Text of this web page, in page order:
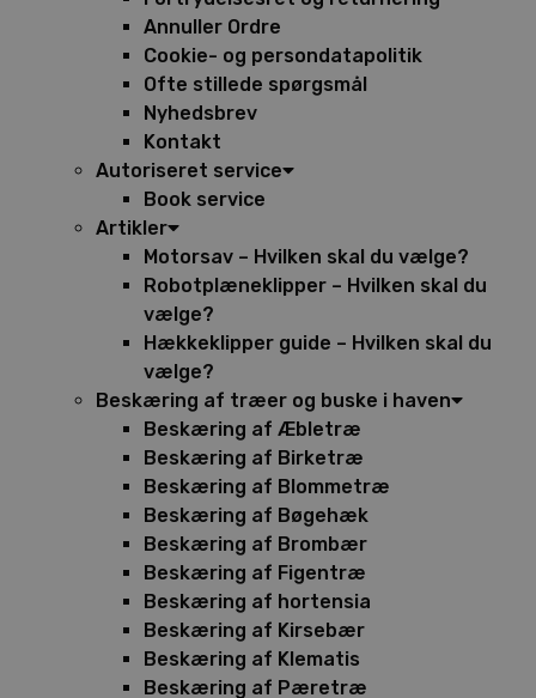
Annuller Ordre
Cookie- og persondatapolitik
Ofte stillede spørgsmål
Nyhedsbrev
Kontakt
Autoriseret service
Book service
Artikler
Motorsav – Hvilken skal du vælge?
Robotplæneklipper – Hvilken skal du
vælge?
Hækkeklipper guide – Hvilken skal du
vælge?
Beskæring af træer og buske i haven
Beskæring af Æbletræ
Beskæring af Birketræ
Beskæring af Blommetræ
Beskæring af Bøgehæk
Beskæring af Brombær
Beskæring af Figentræ
Beskæring af hortensia
Beskæring af Kirsebær
Beskæring af Klematis
Beskæring af Pæretræ